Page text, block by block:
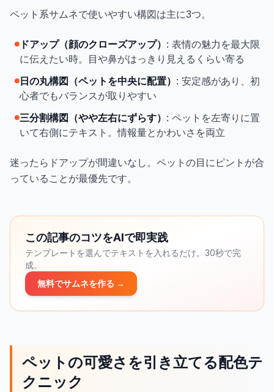
ペット系サムネで使いやすい構図は主に3つ。
ドアップ（顔のクローズアップ） : 表情の魅力を最大限
に伝えたい時。目や鼻がはっきり見えるくらい寄る
日の丸構図（ペットを中央に配置） : 安定感があり、初
心者でもバランスが取りやすい
三分割構図（やや左右にずらす） : ペットを左寄りに置
いて右側にテキスト。情報量とかわいさを両立
迷ったらドアップが間違いなし。ペットの目にピントが合
っていることが最優先です。
この記事のコツをAIで即実践
テンプレートを選んでテキストを入れるだけ。30秒で完
成。
無料でサムネを作る →
ペットの可愛さを引き立てる配色テ
クニック